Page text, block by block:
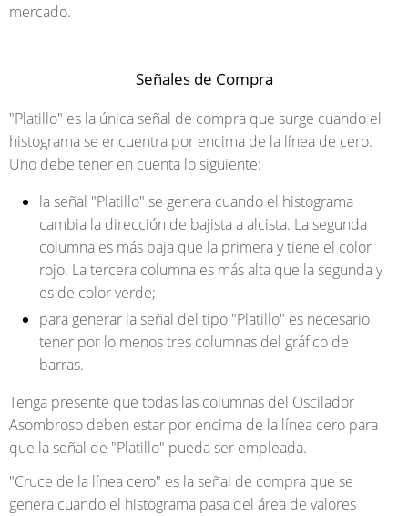
mercado.
Señales de Compra
"Platillo" es la única señal de compra que surge cuando el
histograma se encuentra por encima de la línea de cero.
Uno debe tener en cuenta lo siguiente:
la señal "Platillo" se genera cuando el histograma
cambia la dirección de bajista a alcista. La segunda
columna es más baja que la primera y tiene el color
rojo. La tercera columna es más alta que la segunda y
es de color verde;
para generar la señal del tipo "Platillo" es necesario
tener por lo menos tres columnas del gráfico de
barras.
Tenga presente que todas las columnas del Oscilador
Asombroso deben estar por encima de la línea cero para
que la señal de "Platillo" pueda ser empleada.
"Cruce de la línea cero" es la señal de compra que se
genera cuando el histograma pasa del área de valores